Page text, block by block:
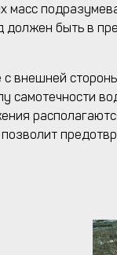
должен быть в
внешней
самотечности